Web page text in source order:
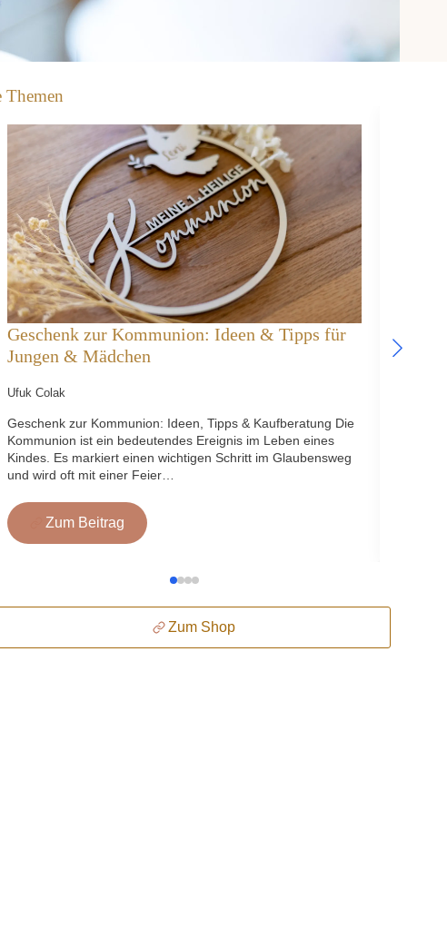
Themen
Geschenk zur Kommunion: Ideen & Tipps für
Jungen & Mädchen
Ufuk Colak
Geschenk zur Kommunion: Ideen, Tipps & Kaufberatung Die
Kommunion ist ein bedeutendes Ereignis im Leben eines
Kindes. Es markiert einen wichtigen Schritt im Glaubensweg
und wird oft mit einer Feier…
Zum Beitrag
Zum Shop